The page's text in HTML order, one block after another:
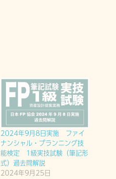
2024年9月8日実施 ファイ
ナンシャル・プランニング技
能検定 1級実技試験（筆記形
式）過去問解説
2024年9月25日